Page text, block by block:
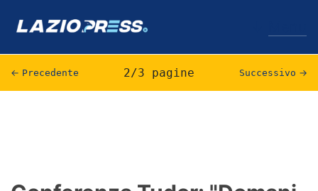
Formello
← Precedente 2/3 pagine Successivo →